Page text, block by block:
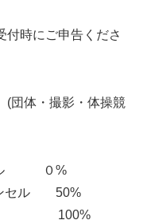
時にご申告くださ
(団体・撮影・体操競
セル ０%
ンセル 50%
100%